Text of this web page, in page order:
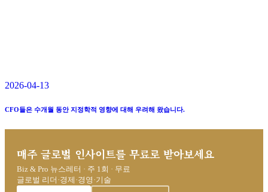
2026-04-13
CFO들은 수개월 동안 지정학적 영향에 대해 우려해 왔습니다.
매주 글로벌 인사이트를 무료로 받아보세요
Biz & Pro 뉴스레터 · 주 1회 · 무료
글로벌 리더·경제·경영·기술